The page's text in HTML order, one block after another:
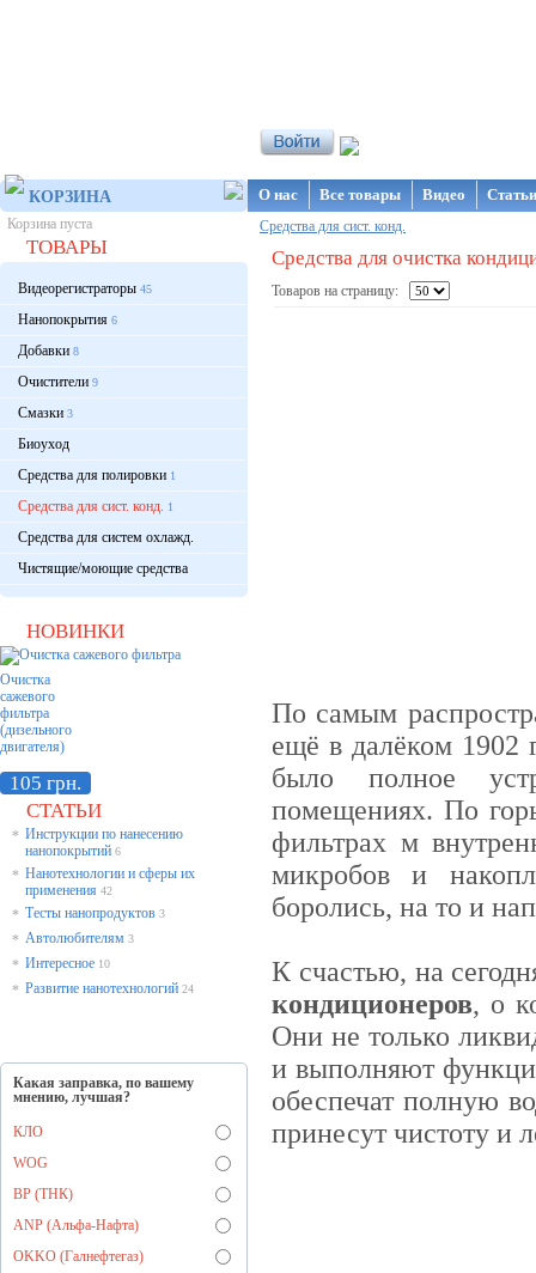
КОРЗИНА
Корзина пуста
ТОВАРЫ
Видеорегистраторы 45
Нанопокрытия 6
Добавки 8
Очистители 9
Смазки 3
Биоуход
Средства для полировки 1
Средства для сист. конд. 1
Средства для систем охлажд.
Чистящие/моющие средства
НОВИНКИ
Очистка
сажевого
фильтра
(дизельного
двигателя)
105 грн.
СТАТЬИ
* Инструкции по нанесению
нанопокрытий 6
* Нанотехнологии и сферы их
применения 42
* Тесты нанопродуктов 3
* Автолюбителям 3
* Интересное 10
* Развитие нанотехнологий 24
Какая заправка, по вашему
мнению, лучшая?
КЛО
WOG
BP (ТНК)
ANP (Альфа-Нафта)
OKKO (Галнефтегаз)
О нас Все товары Видео
Средства для сист. конд.
Средства для очистка
Товаров на страницу:
По самым
ещё в далёком 1902
было полное
помещениях. По
фильтрах м
микробов и
боролись, на то и
К счастью, на
кондиционеров, о
Они не только
и выполняют
обеспечат полную
принесут чистоту и